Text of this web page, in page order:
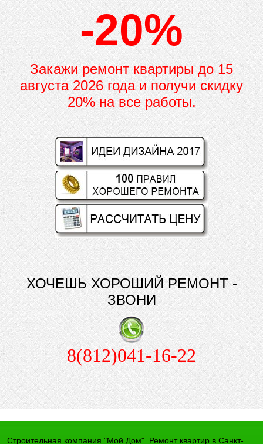
-20%
Закажи ремонт квартиры до15
августа 2026 года и получи скидку
20% на все работы.
ХОЧЕШЬ ХОРОШИЙ РЕМОНТ -
ЗВОНИ
8(812)041-16-22
Строительная компания "Мой Дом". Ремонт квартир в Санкт-